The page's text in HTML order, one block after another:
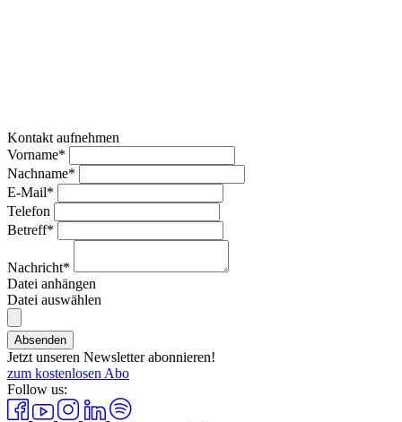
Kontakt aufnehmen
Vorname*
Nachname*
E-Mail*
Telefon
Betreff*
Nachricht*
Datei anhängen
Datei auswählen
Absenden
Jetzt unseren Newsletter abonnieren!
zum kostenlosen Abo
Follow us: